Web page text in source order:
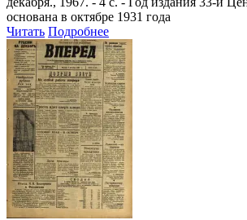
основана в октябре 1931 года
Читать Подробнее